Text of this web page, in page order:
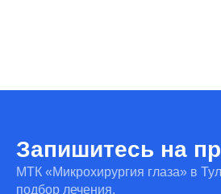
Запишитесь на
МТК «Микрохирургия глаза» в
подбор лечения.